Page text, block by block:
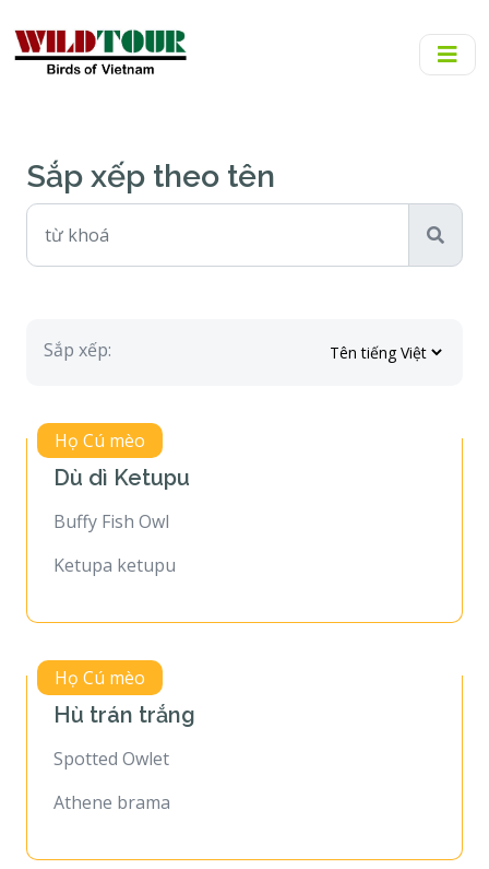
Sắp xếp theo tên
Sắp xếp:
Họ Cú mèo
Dù dì Ketupu
Buffy Fish Owl
Ketupa ketupu
Họ Cú mèo
Hù trán trắng
Spotted Owlet
Athene brama